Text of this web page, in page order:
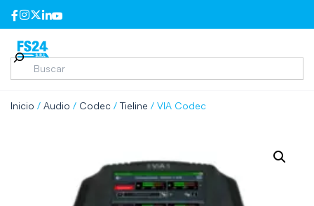
Inicio / Audio / Codec / Tieline / VIA Codec